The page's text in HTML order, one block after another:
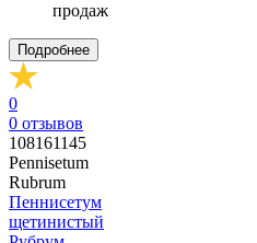
продаж
Подробнее
0
0 отзывов
108161145
Pennisetum
Rubrum
Пеннисетум
щетинистый